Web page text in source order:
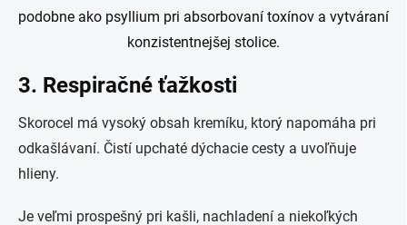
podobne ako psyllium pri absorbovaní toxínov a vytváraní
konzistentnejšej stolice.
3. Respiračné ťažkosti
Skorocel má vysoký obsah kremíku, ktorý napomáha pri
odkašlávaní. Čistí upchaté dýchacie cesty a uvoľňuje
hlieny.
Je veľmi prospešný pri kašli, nachladení a niekoľkých